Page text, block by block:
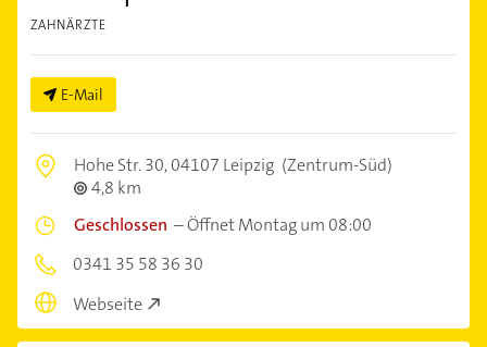
ZAHNÄRZTE
E-Mail
Hohe Str. 30,04107 Leipzig (Zentrum-Süd)
4,8 km
Geschlossen –Öffnet Montag um 08:00
0341 35 58 36 30
Webseite